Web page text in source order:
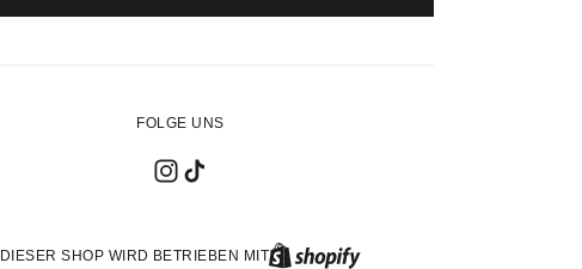
FOLGE UNS
DIESER SHOP WIRD BETRIEBEN MIT